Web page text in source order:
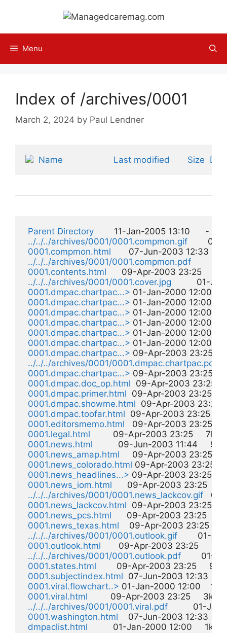
content
Menu
Index of /archives/0001
March 2, 2024 by Paul Lendner
Name Last modified Size
Parent Directory
        11-Jan-2005 13:10      -
../../../archives/0001/0001.compmon.gif
0001.compmon.html
07-Jun-2003 12:33
../../../archives/0001/0001.compmon.pdf
0001.contents.html
09-Apr-2003 23:25
../../../archives/0001/0001.cover.jpg
01-
0001.dmpac.chartpac...> 01-Jan-2000 12:00
0001.dmpac.chartpac...> 01-Jan-2000 12:00
0001.dmpac.chartpac...> 01-Jan-2000 12:00
0001.dmpac.chartpac...> 01-Jan-2000 12:00
0001.dmpac.chartpac...> 01-Jan-2000 12:00
0001.dmpac.chartpac...> 01-Jan-2000 12:00
0001.dmpac.chartpac...> 09-Apr-2003 23:25
../../../archives/0001/0001.dmpac.chartpac.pdf
0001.dmpac.chartpac...> 09-Apr-2003 23:25
0001.dmpac.doc_op.html
09-Apr-2003 23:25
0001.dmpac.primer.html
09-Apr-2003 23:25
0001.dmpac.showme.html
09-Apr-2003 23:25
0001.dmpac.toofar.html
09-Apr-2003 23:25
0001.editorsmemo.html
09-Apr-2003 23:25
0001.legal.html
         09-Apr-2003 23:25     7k
0001.news.html
          09-Jun-2003 11:44     9k
0001.news_amap.html
09-Apr-2003 23:25
0001.news_colorado.html 09-Apr-2003 23:25
0001.news_headlines...> 09-Apr-2003 23:25
0001.news_iom.html
09-Apr-2003 23:25
../../../archives/0001/0001.news_lackcov.gif
0001.news_lackcov.html
09-Apr-2003 23:25
0001.news_pcs.html
09-Apr-2003 23:25
0001.news_texas.html
09-Apr-2003 23:25
../../../archives/0001/0001.outlook.gif
01-
0001.outlook.html
       09-Apr-2003 23:25     4k
../../../archives/0001/0001.outlook.pdf
0001.states.html
        09-Apr-2003 23:25     9k
0001.subjectindex.html
07-Jun-2003 12:33
0001.viral.flowchart..> 01-Jan-2000 12:00
0001.viral.html
         09-Apr-2003 23:25     3k
../../../archives/0001/0001.viral.pdf
01-
0001.washington.html
07-Jun-2003 12:33
dmpaclist.html